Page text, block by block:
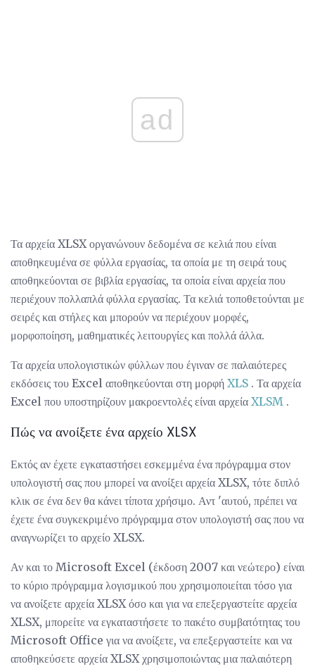
ad
Τα αρχεία XLSX οργανώνουν δεδομένα σε κελιά που είναι
αποθηκευμένα σε φύλλα εργασίας, τα οποία με τη σειρά τους
αποθηκεύονται σε βιβλία εργασίας, τα οποία είναι αρχεία που
περιέχουν πολλαπλά φύλλα εργασίας. Τα κελιά τοποθετούνται με
σειρές και στήλες και μπορούν να περιέχουν μορφές,
μορφοποίηση, μαθηματικές λειτουργίες και πολλά άλλα.
Τα αρχεία υπολογιστικών φύλλων που έγιναν σε παλαιότερες
εκδόσεις του Excel αποθηκεύονται στη μορφή XLS . Τα αρχεία
Excel που υποστηρίζουν μακροεντολές είναι αρχεία XLSM .
Πώς να ανοίξετε ένα αρχείο XLSX
Εκτός αν έχετε εγκαταστήσει εσκεμμένα ένα πρόγραμμα στον
υπολογιστή σας που μπορεί να ανοίξει αρχεία XLSX, τότε διπλό
κλικ σε ένα δεν θα κάνει τίποτα χρήσιμο. Αντ 'αυτού, πρέπει να
έχετε ένα συγκεκριμένο πρόγραμμα στον υπολογιστή σας που να
αναγνωρίζει το αρχείο XLSX.
Αν και το Microsoft Excel (έκδοση 2007 και νεώτερο) είναι
το κύριο πρόγραμμα λογισμικού που χρησιμοποιείται τόσο για
να ανοίξετε αρχεία XLSX όσο και για να επεξεργαστείτε αρχεία
XLSX, μπορείτε να εγκαταστήσετε το πακέτο συμβατότητας του
Microsoft Office για να ανοίξετε, να επεξεργαστείτε και να
αποθηκεύσετε αρχεία XLSX χρησιμοποιώντας μια παλαιότερη